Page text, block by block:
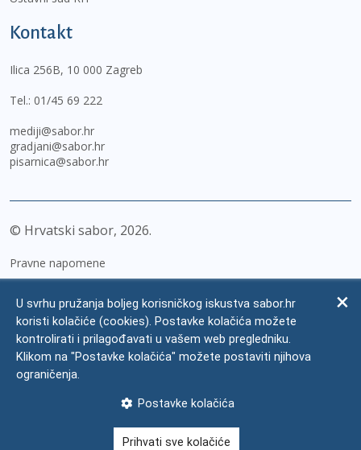
Kontakt
Ilica 256B, 10 000 Zagreb
Tel.: 01/45 69 222
mediji@sabor.hr
gradjani@sabor.hr
pisarnica@sabor.hr
© Hrvatski sabor, 2026
Pravne napomene
Zaštita osobnih podataka
Impressum
Česta pitanja
U svrhu pružanja boljeg korisničkog iskustva sabor.hr
koristi kolačiće (cookies). Postavke kolačića možete
kontrolirati i prilagođavati u vašem web pregledniku.
Klikom na "Postavke kolačića" možete postaviti njihova
ograničenja.
Postavke kolačića
Prihvati sve kolačiće